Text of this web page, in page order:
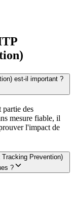
est-il important ?
des
mesure fiable, il
l'impact de
Prevention)
?